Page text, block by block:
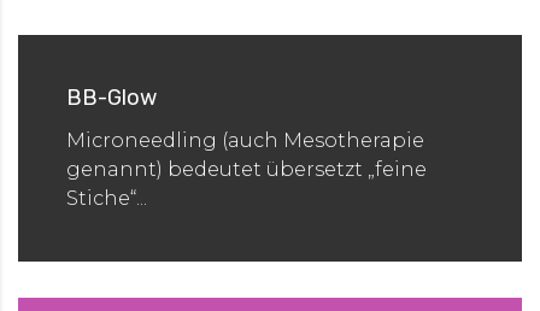
BB-Glow
Microneedling (auch Mesotherapie
genannt) bedeutet übersetzt „feine
Stiche“...